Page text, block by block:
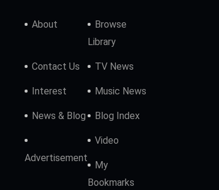
About
Browse
Library
Contact Us TV News
Interest Music News
News & Blog Blog Index
Advertisement
Video
My
Bookmarks